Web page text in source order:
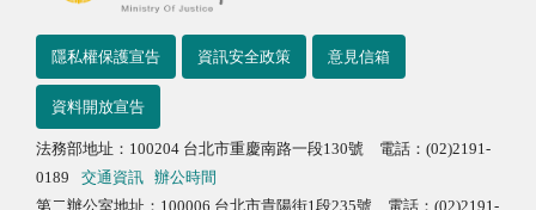
隱私權保護宣告 資訊安全政策 意見信箱
資料開放宣告
法務部地址：100204 台北市重慶南路一段130號 電話：(02)2191-
0189
交通資訊
辦公時間
第二辦公室地址：100006 台北市貴陽街1段235號 電話：(02)2191-